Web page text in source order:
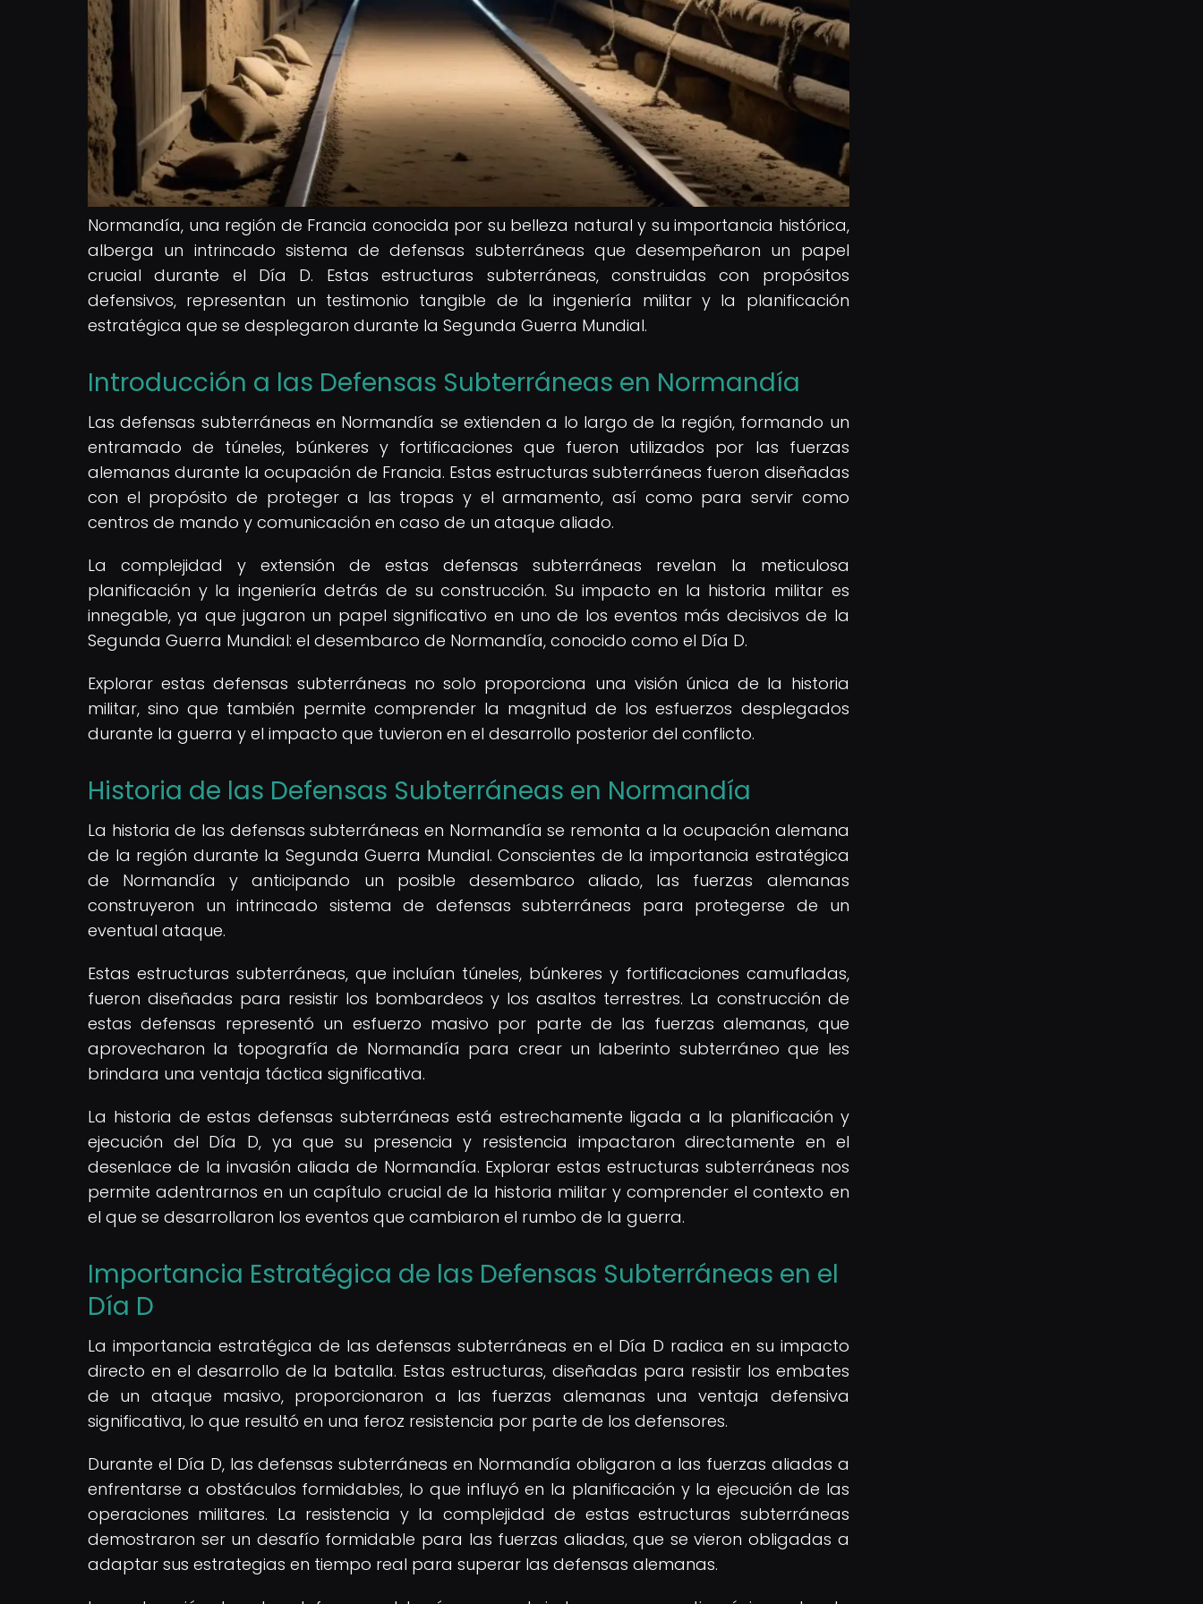
Normandía, una región de Francia conocida por su belleza natural y su importancia histórica,
alberga un intrincado sistema de defensas subterráneas que desempeñaron un papel
crucial durante el Día D. Estas estructuras subterráneas, construidas con propósitos
defensivos, representan un testimonio tangible de la ingeniería militar y la planificación
estratégica que se desplegaron durante la Segunda Guerra Mundial.
Introducción a las Defensas Subterráneas en Normandía
Las defensas subterráneas en Normandía se extienden a lo largo de la región, formando un
entramado de túneles, búnkeres y fortificaciones que fueron utilizados por las fuerzas
alemanas durante la ocupación de Francia. Estas estructuras subterráneas fueron diseñadas
con el propósito de proteger a las tropas y el armamento, así como para servir como
centros de mando y comunicación en caso de un ataque aliado.
La complejidad y extensión de estas defensas subterráneas revelan la meticulosa
planificación y la ingeniería detrás de su construcción. Su impacto en la historia militar es
innegable, ya que jugaron un papel significativo en uno de los eventos más decisivos de la
Segunda Guerra Mundial: el desembarco de Normandía, conocido como el Día D.
Explorar estas defensas subterráneas no solo proporciona una visión única de la historia
militar, sino que también permite comprender la magnitud de los esfuerzos desplegados
durante la guerra y el impacto que tuvieron en el desarrollo posterior del conflicto.
Historia de las Defensas Subterráneas en Normandía
La historia de las defensas subterráneas en Normandía se remonta a la ocupación alemana
de la región durante la Segunda Guerra Mundial. Conscientes de la importancia estratégica
de Normandía y anticipando un posible desembarco aliado, las fuerzas alemanas
construyeron un intrincado sistema de defensas subterráneas para protegerse de un
eventual ataque.
Estas estructuras subterráneas, que incluían túneles, búnkeres y fortificaciones camufladas,
fueron diseñadas para resistir los bombardeos y los asaltos terrestres. La construcción de
estas defensas representó un esfuerzo masivo por parte de las fuerzas alemanas, que
aprovecharon la topografía de Normandía para crear un laberinto subterráneo que les
brindara una ventaja táctica significativa.
La historia de estas defensas subterráneas está estrechamente ligada a la planificación y
ejecución del Día D, ya que su presencia y resistencia impactaron directamente en el
desenlace de la invasión aliada de Normandía. Explorar estas estructuras subterráneas nos
permite adentrarnos en un capítulo crucial de la historia militar y comprender el contexto en
el que se desarrollaron los eventos que cambiaron el rumbo de la guerra.
Importancia Estratégica de las Defensas Subterráneas en el
Día D
La importancia estratégica de las defensas subterráneas en el Día D radica en su impacto
directo en el desarrollo de la batalla. Estas estructuras, diseñadas para resistir los embates
de un ataque masivo, proporcionaron a las fuerzas alemanas una ventaja defensiva
significativa, lo que resultó en una feroz resistencia por parte de los defensores.
Durante el Día D, las defensas subterráneas en Normandía obligaron a las fuerzas aliadas a
enfrentarse a obstáculos formidables, lo que influyó en la planificación y la ejecución de las
operaciones militares. La resistencia y la complejidad de estas estructuras subterráneas
demostraron ser un desafío formidable para las fuerzas aliadas, que se vieron obligadas a
adaptar sus estrategias en tiempo real para superar las defensas alemanas.